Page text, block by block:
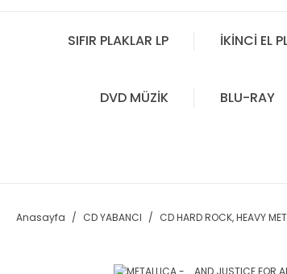
SIFIR PLAKLAR LP İKİNCİ EL
DVD MÜZİK BLU-RAY
Anasayfa CD YABANCI CD HARD ROCK, HEAVY